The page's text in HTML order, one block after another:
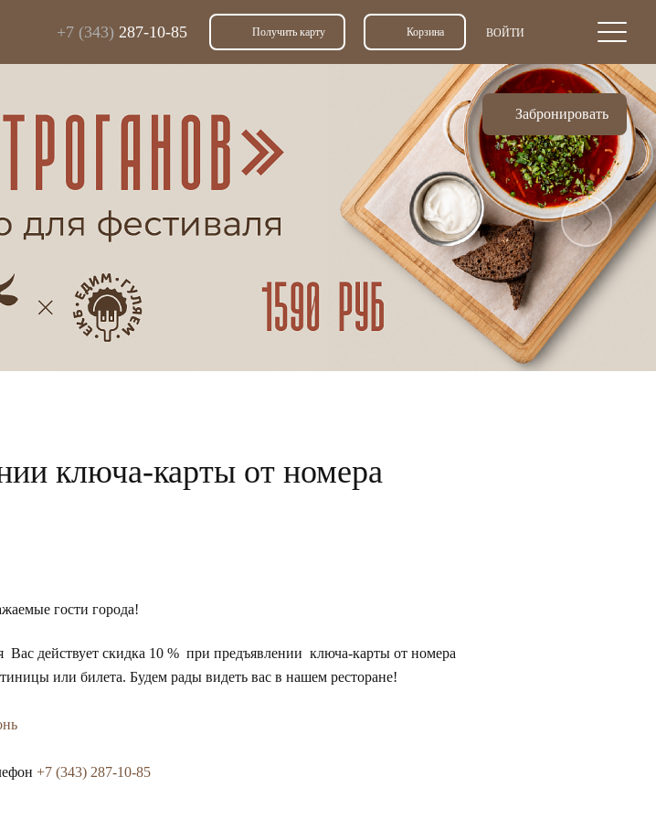
Забронировать
+7 (343) 287-10-85 Получить карту Корзина ВОЙТИ
ключа-карты от номера
гости города!
Вас действует скидка 10 % при предъявлении ключа-карты от номера
или билета. Будем рады видеть вас в нашем ресторане!
+7 (343) 287-10-85